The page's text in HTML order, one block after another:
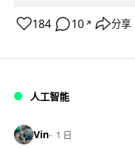
184 10 ↗ 分享
人工智能
Vin 1 日